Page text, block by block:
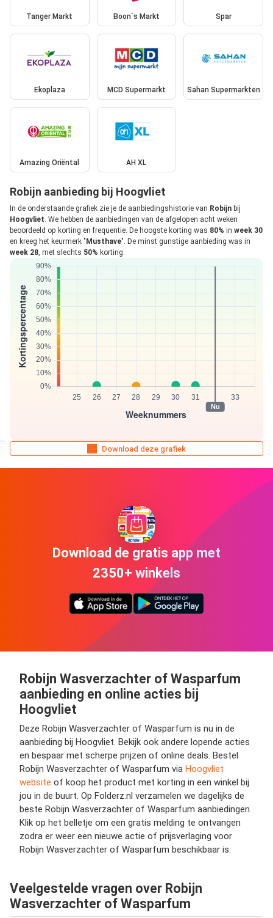
Tanger Markt Boon`s Markt Spar
Ekoplaza MCD Supermarkt Sahan Supermarkten
Amazing Oriëntal AH XL
Robijn aanbieding bij Hoogvliet
In de onderstaande grafiek zie je de aanbiedingshistorie van Robijn bij
Hoogvliet. We hebben de aanbiedingen van de afgelopen acht weken
beoordeeld op korting en frequentie. De hoogste korting was 80% in week 30
en kreeg het keurmerk " Musthave". De minst gunstige aanbieding was in
week 28, met slechts 50% korting.
Download deze grafiek
Download de gratis app met
2350+ winkels
Robijn Wasverzachter of Wasparfum
aanbieding en online acties bij
Hoogvliet
Deze Robijn Wasverzachter of Wasparfum is nu in de
aanbieding bij Hoogvliet. Bekijk ook andere lopende acties
en bespaar met scherpe prijzen of online deals. Bestel
Robijn Wasverzachter of Wasparfum via Hoogvliet
website of koop het product met korting in een winkel bij
jou in de buurt. Op Folderz.nl verzamelen we dagelijks de
beste Robijn Wasverzachter of Wasparfum aanbiedingen.
Klik op het belletje om een gratis melding te ontvangen
zodra er weer een nieuwe actie of prijsverlaging voor
Robijn Wasverzachter of Wasparfum beschikbaar is.
Veelgestelde vragen over Robijn
Wasverzachter of Wasparfum